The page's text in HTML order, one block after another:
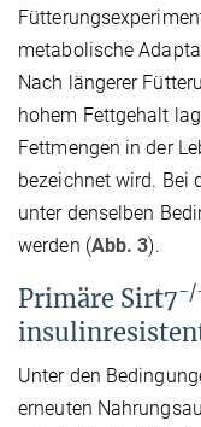
metabolische
Nach längerer
hohem Fettgehalt
Fettmengen in der
bezeichnet wird. Bei
unter denselben
werden (Abb. 3).
Primäre Sirt7
Unter den
erneuten